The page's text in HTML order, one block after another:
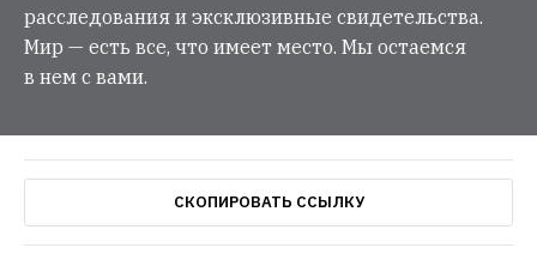
расследования и эксклюзивные свидетельства.
Мир — есть все, что имеет место. Мы остаемся
в нем с вами.
СКОПИРОВАТЬ ССЫЛКУ